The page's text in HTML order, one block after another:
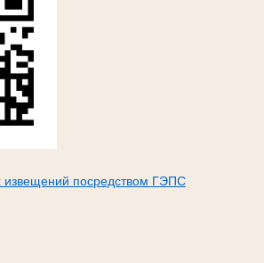
извещений посредством ГЭПС